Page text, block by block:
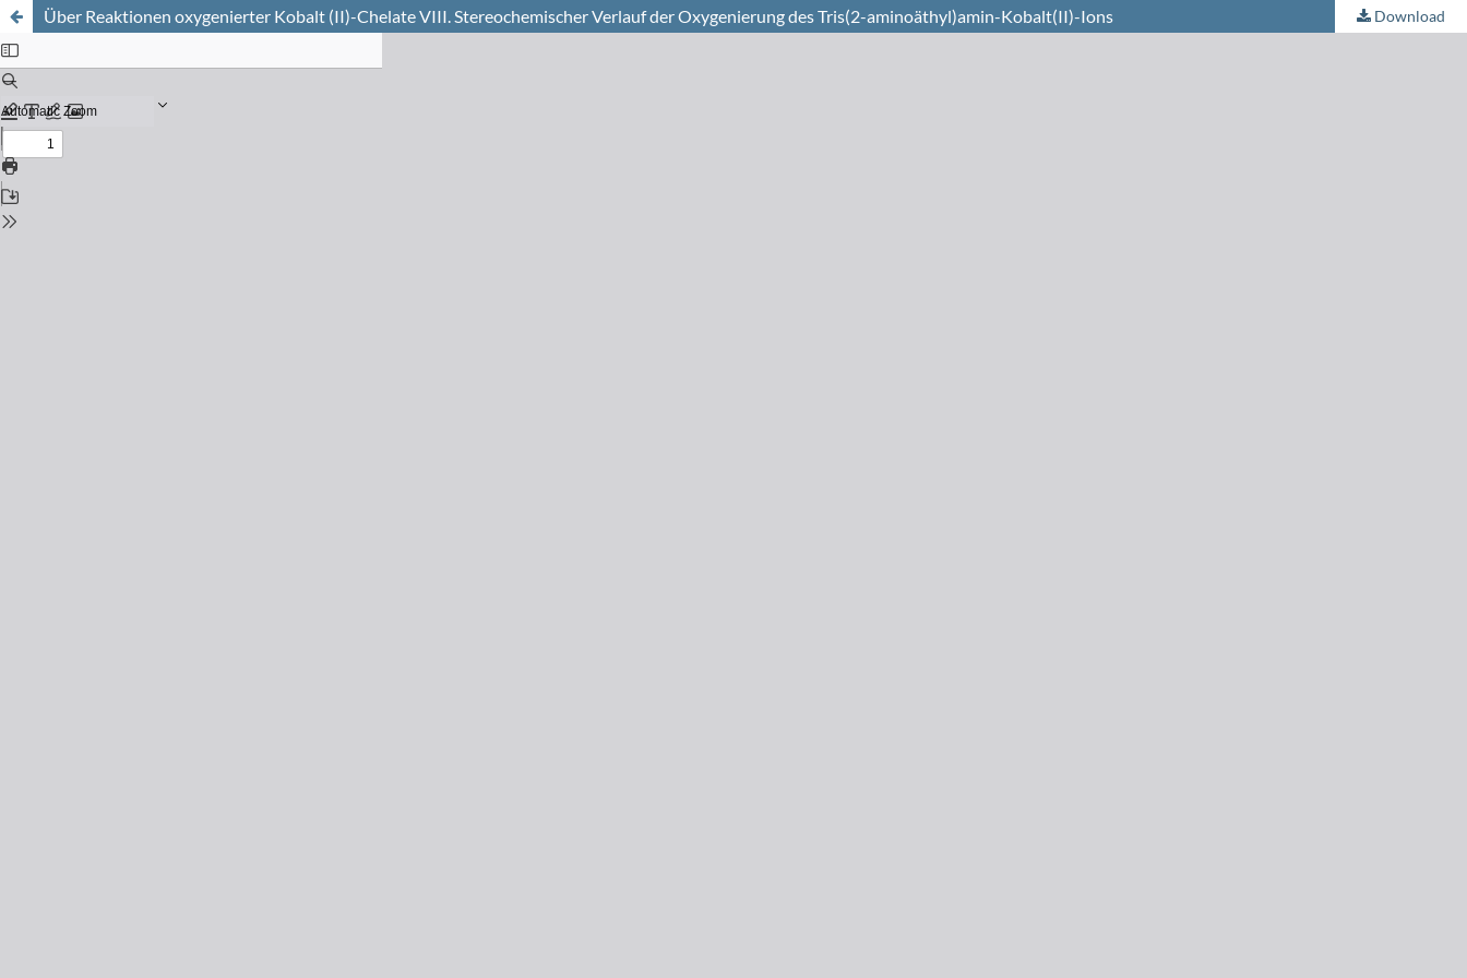
Über Reaktionen oxygenierter Kobalt (II)-Chelate VIII. Stereochemischer Verlauf der Oxygenierung des Tris(2-aminoäthyl)amin-Kobalt(II)-Ions Download